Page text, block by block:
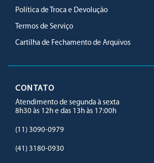
Política de Troca e Devolução
Termos de Serviço
Cartilha de Fechamento de Arquivos
CONTATO
Atendimento de segunda à sexta
8h30 às 12h e das 13h às 17:00h
(11) 3090-0979
(41) 3180-0930